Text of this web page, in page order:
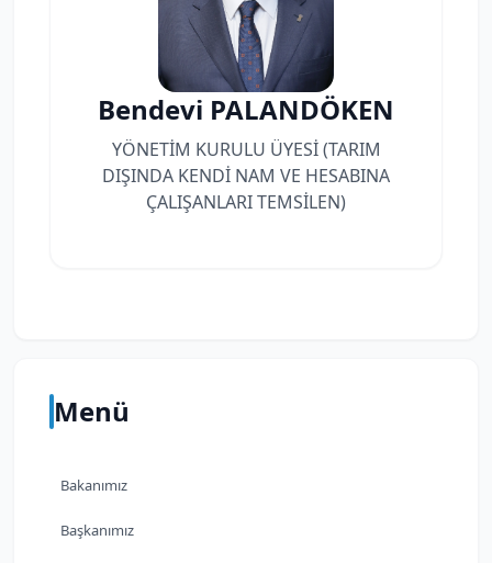
Menü
Bakanımız
Başkanımız
Bendevi PALANDÖKEN
YÖNETİM KURULU ÜYESİ (TARIM
DIŞINDA KENDİ NAM VE HESABINA
ÇALIŞANLARI TEMSİLEN)